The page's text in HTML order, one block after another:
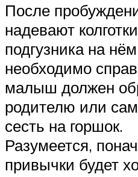
После
надевают
подгузника на
необходимо
малыш должен
родителю или
сесть на горшок.
Разумеется,
привычки будет